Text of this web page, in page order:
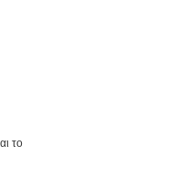
το